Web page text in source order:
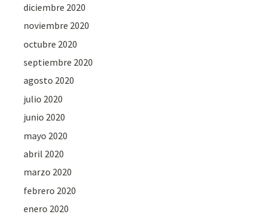
diciembre 2020
noviembre 2020
octubre 2020
septiembre 2020
agosto 2020
julio 2020
junio 2020
mayo 2020
abril 2020
marzo 2020
febrero 2020
enero 2020